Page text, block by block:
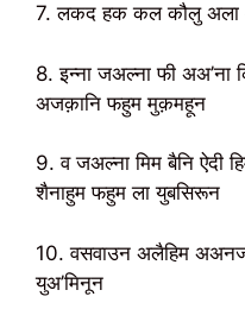
7. लकद हक कल कौलु अला
8. इन्ना जअल्ना फी अअ’ना
अजक़ानि फहुम मुक़महून
9. व जअल्ना मिम बैनि ऐदी
शैनाहुम फहुम ला युबसिरून
10. वसवाउन अलैहिम
युअ’मिनून